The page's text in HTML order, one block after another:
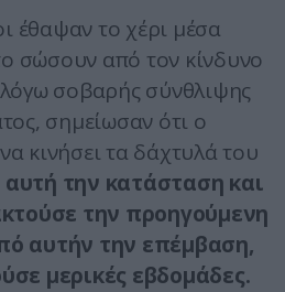
έθαψαν το χέρι μέσα
σώσουν από τον κίνδυνο
σοβαρής σύνθλιψης
σημείωσαν ότι ο
κινήσει τα δάχτυλά του
την κατάσταση και
την προηγούμενη
αυτήν την επέμβαση,
μερικές εβδομάδες.